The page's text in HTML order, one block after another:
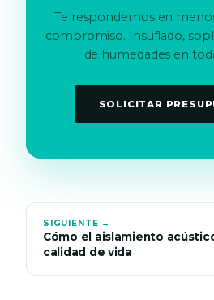
Te respondemos en
compromiso. Insuflado,
de humedades en
SOLICITAR
SIGUIENTE →
Cómo el aislamiento
calidad de vida